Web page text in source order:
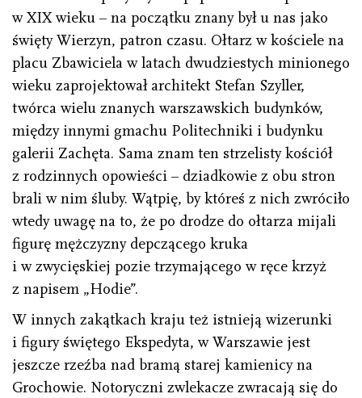
w XIX wieku – na początku znany był u nas jako
święty Wierzyn, patron czasu. Ołtarz w kościele na
placu Zbawiciela w latach dwudziestych minionego
wieku zaprojektował architekt Stefan Szyller,
twórca wielu znanych warszawskich budynków,
między innymi gmachu Politechniki i budynku
galerii Zachęta. Sama znam ten strzelisty kościół
z rodzinnych opowieści – dziadkowie z obu stron
brali w nim śluby. Wątpię, by któreś z nich zwróciło
wtedy uwagę na to, że po drodze do ołtarza mijali
figurę mężczyzny depczącego kruka
i w zwycięskiej pozie trzymającego w ręce krzyż
z napisem „Hodie”.
W innych zakątkach kraju też istnieją wizerunki
i figury świętego Ekspedyta, w Warszawie jest
jeszcze rzeźba nad bramą starej kamienicy na
Grochowie. Notoryczni zwlekacze zwracają się do